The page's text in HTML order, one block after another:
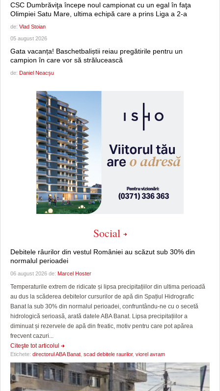
CSC Dumbrăviţa începe noul campionat cu un egal în faţa
Olimpiei Satu Mare, ultima echipă care a prins Liga a 2-a
de: Vlad Stoian
05 august 2026
Gata vacanța! Baschetbaliștii reiau pregătirile pentru un
campion în care vor să strălucească
de: Daniel Neacșu
Social
Debitele râurilor din vestul României au scăzut sub 30% din
normalul perioadei
06 august 2026 de: Marcel Hoster
Temperaturile extrem de ridicate și lipsa precipitațiilor din ultima perioadă
au dus la scăderea debitelor cursurilor de apă din Spațiul Hidrografic
Banat la sub 30% din normalul perioadei, confruntându-ne cu o secetă
hidrologică serioasă, arată datele ABA Banat. Lipsa precipitațiilor a
diminuat și rezervele de apă din freatic, motiv pentru care pot apărea
frecvent cazuri...
Citeşte tot articolul
Etichete: directorul ABA Banat scad debitele raurilor, viorel avram